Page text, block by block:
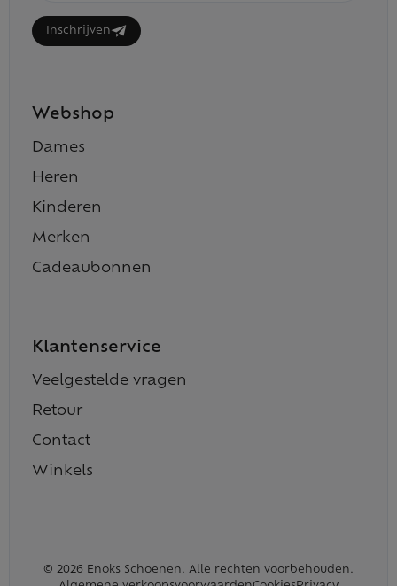
Inschrijven
Webshop
Dames
Heren
Kinderen
Merken
Cadeaubonnen
Klantenservice
Veelgestelde vragen
Retour
Contact
Winkels
© 2026 Enoks Schoenen. Alle rechten voorbehouden.